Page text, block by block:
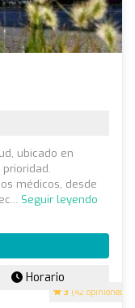
3 (42 opiniones)
ubicado en
médicos, desde
Seguir leyendo
Horario